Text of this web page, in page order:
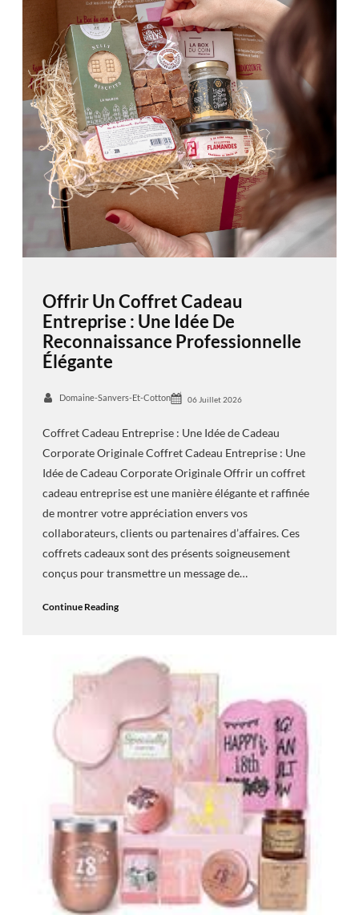
Offrir Un Coffret Cadeau
Entreprise : Une Idée De
Reconnaissance Professionnelle
Élégante
Domaine-Sanvers-Et-Cotton 06 Juillet 2026
Coffret Cadeau Entreprise : Une Idée de Cadeau
Corporate Originale Coffret Cadeau Entreprise : Une
Idée de Cadeau Corporate Originale Offrir un coffret
cadeau entreprise est une manière élégante et raffinée
de montrer votre appréciation envers vos
collaborateurs, clients ou partenaires d’affaires. Ces
coffrets cadeaux sont des présents soigneusement
conçus pour transmettre un message de…
Continue Reading